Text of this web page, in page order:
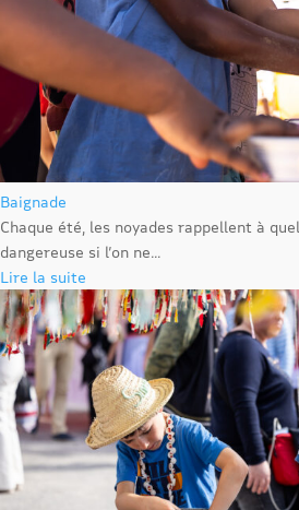
Baignade
Chaque été, les noyades rappellent à
dangereuse si l’on ne...
Lire la suite